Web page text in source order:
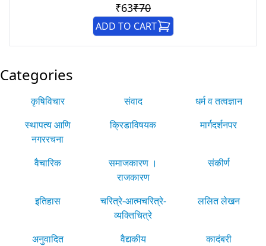
₹63₹70
ADD TO CART
Categories
कृषिविचार संवाद
धर्म व तत्वज्ञान
स्थापत्य आणि
नगररचना
क्रिडाविषयक मार्गदर्शनपर
वैचारिक
समाजकारण ।
राजकारण
संकीर्ण
इतिहास
चरित्रे-आत्मचरित्रे-
व्यक्तिचित्रे
ललित लेखन
अनुवादित वैद्यकीय
कादंबरी